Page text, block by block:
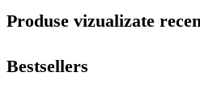
Produse vizualizate
Bestsellers